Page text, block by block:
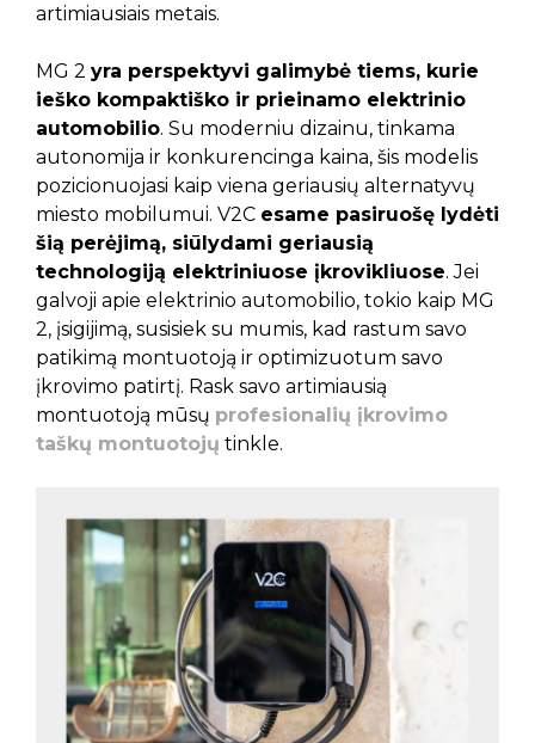
artimiausiais metais.
MG 2 yra perspektyvi galimybė tiems, kurie
ieško kompaktiško ir prieinamo elektrinio
automobilio. Su moderniu dizainu, tinkama
autonomija ir konkurencinga kaina, šis modelis
pozicionuojasi kaip viena geriausių alternatyvų
miesto mobilumui. V2C esame pasiruošę lydėti
šią perėjimą, siūlydami geriausią
technologiją elektriniuose įkrovikliuose. Jei
galvoji apie elektrinio automobilio, tokio kaip MG
2, įsigijimą, susisiek su mumis, kad rastum savo
patikimą montuotoją ir optimizuotum savo
įkrovimo patirtį. Rask savo artimiausią
montuotoją mūsų profesionalių įkrovimo
taškų montuotojų tinkle.